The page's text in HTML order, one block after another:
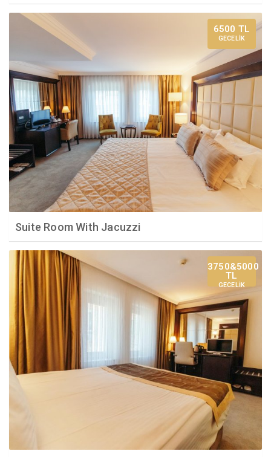
6500 TL
GECELİK
Suite Room With Jacuzzi
3750&5000
TL
GECELİK